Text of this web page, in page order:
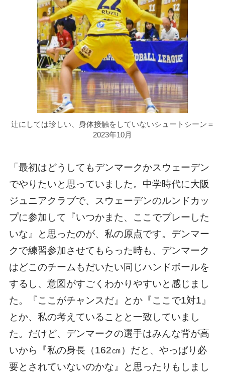
辻にしては珍しい、身体接触をしていないシュートシーン＝
2023年10月
「最初はどうしてもデンマークかスウェーデン
でやりたいと思っていました。中学時代に大阪
ジュニアクラブで、スウェーデンのルンドカッ
プに参加して『いつかまた、ここでプレーした
いな』と思ったのが、私の原点です。デンマー
クで練習参加させてもらった時も、デンマーク
はどこのチームもだいたい同じハンドボールを
するし、意図がすごくわかりやすいと感じまし
た。『ここがチャンスだ』とか『ここで1対1』
とか、私の考えていることと一致していまし
た。だけど、デンマークの選手はみんな背が高
いから『私の身長（162㎝）だと、やっぱり必
要とされていないのかな』と思ったりもしまし